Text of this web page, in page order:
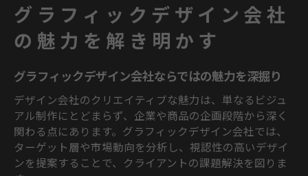
グラフィックデザイン会社
の魅力を解き明かす
グラフィックデザイン会社ならではの魅力を深掘り
デザイン会社のクリエイティブな魅力は、単なるビジュ
アル制作にとどまらず、企業や商品の企画段階から深く
関わる点にあります。グラフィックデザイン会社では、
ターゲット層や市場動向を分析し、視認性の高いデザイ
ンを提案することで、クライアントの課題解決を図りま